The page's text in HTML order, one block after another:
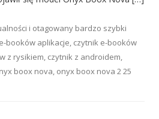
i otagowany bardzo szybki
booków aplikacje, czytnik e-booków
z rysikiem, czytnik z androidem,
boox nova, onyx boox nova 225